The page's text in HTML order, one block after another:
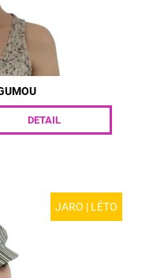
DETAIL
JARO | LÉTO
svěžích jarních
Díky všité gumě
na...